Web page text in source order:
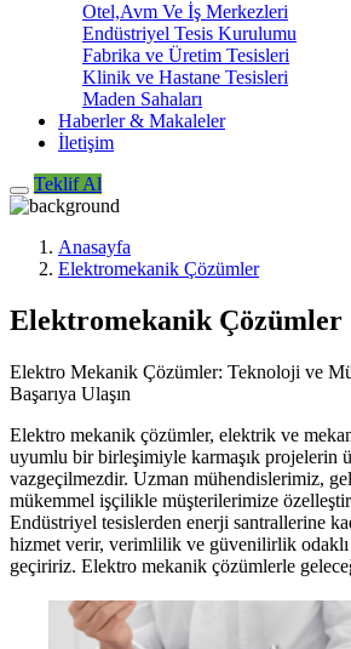
Otel,Avm Ve İş Merkezleri
Endüstriyel Tesis Kurulumu
Fabrika ve Üretim Tesisleri
Klinik ve Hastane Tesisleri
Maden Sahaları
Haberler & Makaleler
İletişim
Teklif Al
Anasayfa
Elektromekanik Çözümler
Elektromekanik Çözümler
Elektro Mekanik Çözümler: Teknoloji ve
Başarıya Ulaşın
Elektro mekanik çözümler, elektrik ve
uyumlu bir birleşimiyle karmaşık projelerin
vazgeçilmezdir. Uzman mühendislerimiz,
mükemmel işçilikle müşterilerimize
Endüstriyel tesislerden enerji santrallerine
hizmet verir, verimlilik ve güvenilirlik odaklı
geçiririz. Elektro mekanik çözümlerle